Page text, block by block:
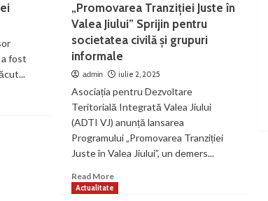
fost
„Promovarea Tranziției Juste în
Valea Jiului” Sprijin pentru
societatea civilă și grupuri
informale
admin iulie 2, 2025
Asociația pentru Dezvoltare
Teritorială Integrată Valea Jiului
(ADTI VJ) anunță lansarea
Programului „Promovarea Tranziției
Juste în Valea Jiului”, un demers...
Read MoreRead
Actualitate